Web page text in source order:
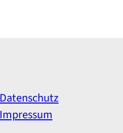
Datenschutz
Impressum